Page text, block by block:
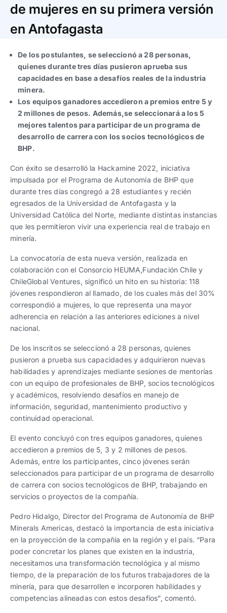
Trabaja con nosotros
Ver todo
Español|English
Ver todas
Español|English
Ver todas
Español|English
progresivos de gestión
Ver todos
Español|English
de mujeres en su primera versión
en Antofagasta
De los postulantes, se seleccionó a 28 personas,
quienes durante tres días pusieron aprueba sus
capacidades en base a desafíos reales de la industria
minera.
Los equipos ganadores accedieron a premios entre 5 y
2 millones de pesos. Además,se seleccionará a los 5
mejores talentos para participar de un programa de
desarrollo de carrera con los socios tecnológicos de
BHP.
Con éxito se desarrolló la Hackamine 2022, iniciativa
impulsada por el Programa de Autonomía de BHP que
durante tres días congregó a 28 estudiantes y recién
egresados de la Universidad de Antofagasta y la
Universidad Católica del Norte, mediante distintas instancias
que les permitieron vivir una experiencia real de trabajo en
minería.
La convocatoria de esta nueva versión, realizada en
colaboración con el Consorcio HEUMA,Fundación Chile y
ChileGlobal Ventures, significó un hito en su historia: 118
jóvenes respondieron al llamado, de los cuales más del 30%
correspondió a mujeres, lo que representa una mayor
adherencia en relación a las anteriores ediciones a nivel
nacional.
De los inscritos se seleccionó a 28 personas, quienes
pusieron a prueba sus capacidades y adquirieron nuevas
habilidades y aprendizajes mediante sesiones de mentorías
con un equipo de profesionales de BHP, socios tecnológicos
y académicos, resolviendo desafíos en manejo de
información, seguridad, mantenimiento productivo y
continuidad operacional.
El evento concluyó con tres equipos ganadores, quienes
accedieron a premios de 5, 3 y 2 millones de pesos.
Además, entre los participantes, cinco jóvenes serán
seleccionados para participar de un programa de desarrollo
de carrera con socios tecnológicos de BHP, trabajando en
servicios o proyectos de la compañía.
Pedro Hidalgo, Director del Programa de Autonomía de BHP
Minerals Americas, destacó la importancia de esta iniciativa
en la proyección de la compañía en la región y el país. “Para
poder concretar los planes que existen en la industria,
necesitamos una transformación tecnológica y al mismo
tiempo, de la preparación de los futuros trabajadores de la
minería, para que desarrollen e incorporen habilidades y
competencias alineadas con estos desafíos”, comentó.